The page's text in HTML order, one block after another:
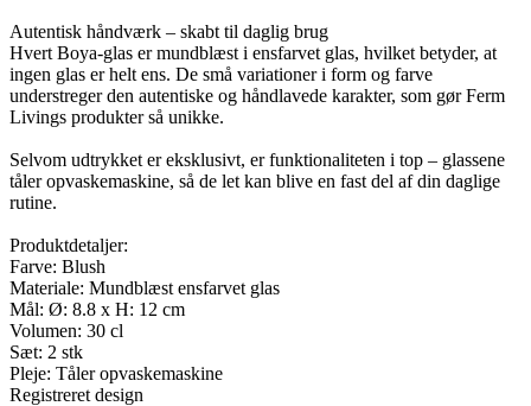
Autentisk håndværk – skabt til daglig brug
Hvert Boya-glas er mundblæst i ensfarvet glas, hvilket betyder, at
ingen glas er helt ens. De små variationer i form og farve
understreger den autentiske og håndlavede karakter, som gør Ferm
Livings produkter så unikke.
Selvom udtrykket er eksklusivt, er funktionaliteten i top – glassene
tåler opvaskemaskine, så de let kan blive en fast del af din daglige
rutine.
Produktdetaljer:
Farve: Blush
Materiale: Mundblæst ensfarvet glas
Mål: Ø: 8.8 x H: 12 cm
Volumen: 30 cl
Sæt: 2 stk
Pleje: Tåler opvaskemaskine
Registreret design